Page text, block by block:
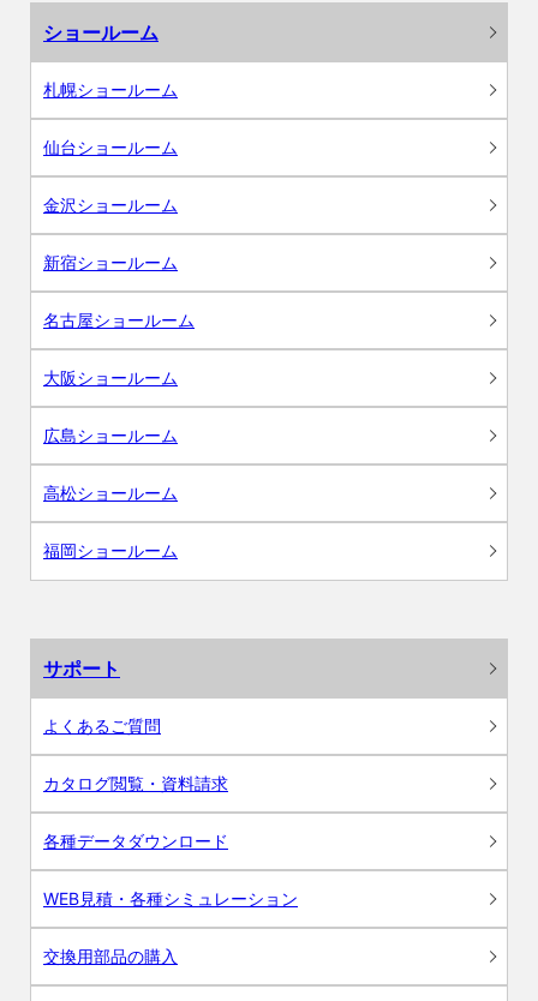
ショールーム
札幌ショールーム
仙台ショールーム
金沢ショールーム
新宿ショールーム
名古屋ショールーム
大阪ショールーム
広島ショールーム
高松ショールーム
福岡ショールーム
サポート
よくあるご質問
カタログ閲覧・資料請求
各種データダウンロード
WEB見積・各種シミュレーション
交換用部品の購入